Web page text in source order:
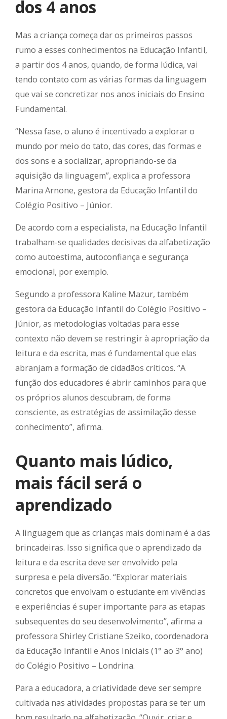
dos 4 anos
Mas a criança começa dar os primeiros passos
rumo a esses conhecimentos na Educação Infantil,
a partir dos 4 anos, quando, de forma lúdica, vai
tendo contato com as várias formas da linguagem
que vai se concretizar nos anos iniciais do Ensino
Fundamental.
“Nessa fase, o aluno é incentivado a explorar o
mundo por meio do tato, das cores, das formas e
dos sons e a socializar, apropriando-se da
aquisição da linguagem”, explica a professora
Marina Arnone, gestora da Educação Infantil do
Colégio Positivo – Júnior.
De acordo com a especialista, na Educação Infantil
trabalham-se qualidades decisivas da alfabetização
como autoestima, autoconfiança e segurança
emocional, por exemplo.
Segundo a professora Kaline Mazur, também
gestora da Educação Infantil do Colégio Positivo –
Júnior, as metodologias voltadas para esse
contexto não devem se restringir à apropriação da
leitura e da escrita, mas é fundamental que elas
abranjam a formação de cidadãos críticos. “A
função dos educadores é abrir caminhos para que
os próprios alunos descubram, de forma
consciente, as estratégias de assimilação desse
conhecimento”, afirma.
Quanto mais lúdico,
mais fácil será o
aprendizado
A linguagem que as crianças mais dominam é a das
brincadeiras. Isso significa que o aprendizado da
leitura e da escrita deve ser envolvido pela
surpresa e pela diversão. “Explorar materiais
concretos que envolvam o estudante em vivências
e experiências é super importante para as etapas
subsequentes do seu desenvolvimento”, afirma a
professora Shirley Cristiane Szeiko, coordenadora
da Educação Infantil e Anos Iniciais (1° ao 3° ano)
do Colégio Positivo – Londrina.
Para a educadora, a criatividade deve ser sempre
cultivada nas atividades propostas para se ter um